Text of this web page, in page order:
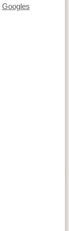
Googles